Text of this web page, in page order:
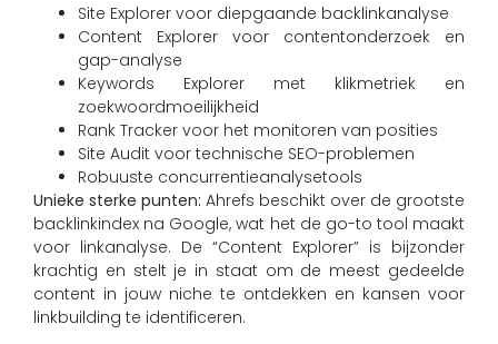
Site Explorer voor diepgaande backlinkanalyse
Content Explorer voor contentonderzoek en
gap-analyse
Keywords Explorer met klikmetriek en
zoekwoordmoeilijkheid
Rank Tracker voor het monitoren van posities
Site Audit voor technische SEO-problemen
Robuuste concurrentieanalysetools
Unieke sterke punten: Ahrefs beschikt over de grootste
backlinkindex na Google, wat het de go-to tool maakt
voor linkanalyse. De “Content Explorer” is bijzonder
krachtig en stelt je in staat om de meest gedeelde
content in jouw niche te ontdekken en kansen voor
linkbuilding te identificeren.